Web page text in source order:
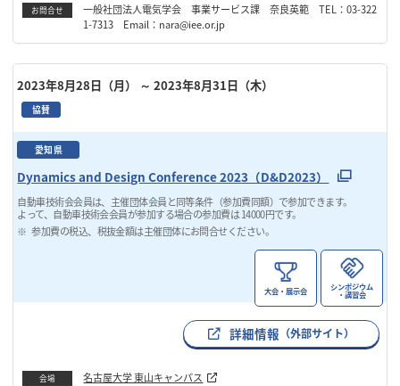
お問合せ
一般社団法人電気学会 事業サービス課 奈良英範 TEL：03-322
1-7313 Email：nara@iee.or.jp
2023年8月28日（月） ～ 2023年8月31日（木）
協賛
愛知県
Dynamics and Design Conference 2023（D&D2023）
自動車技術会会員は、主催団体会員と同等条件（参加費同額）で参加できます。
よって、自動車技術会会員が参加する場合の参加費は 14000円です。
参加費の税込、税抜金額は主催団体にお問合せください。
大会・展示会 シンポジウム
・講習会
詳細情報 （外部サイト）
会場 名古屋大学 東山キャンパス